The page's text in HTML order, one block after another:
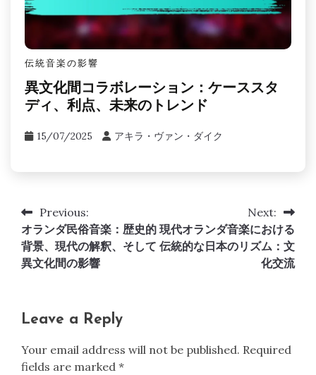
伝統音楽の影響
異文化間コラボレーション：ケーススタ
ディ、利点、未来のトレンド
15/07/2025 アキラ・ヴァン・ダイク
Post navigation
Previous:
オランダ民俗音楽：歴史的
背景、現代の解釈、そして
異文化間の影響
Next:
現代オランダ音楽における
伝統的な日本のリズム：文
化交流
Leave a Reply
Your email address will not be published. Required
fields are marked *